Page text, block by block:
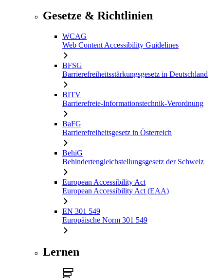
Gesetze & Richtlinien
WCAG
Web Content Accessibility Guidelines
BFSG
Barrierefreiheitsstärkungsgesetz in Deutschland
BITV
Barrierefreie-Informationstechnik-Verordnung
BaFG
Barrierefreiheitsgesetz in Österreich
BehiG
Behindertengleichstellungsgesetz der Schweiz
European Accessibility Act
European Accessibility Act (EAA)
EN 301 549
Europäische Norm 301 549
Lernen